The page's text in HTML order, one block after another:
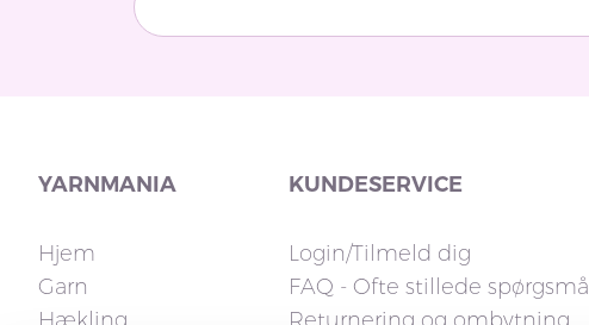
YARNMANIA
Hjem
Garn
KUNDESERVICE
Login/Tilmeld dig
FAQ - Ofte stillede spørgsmål